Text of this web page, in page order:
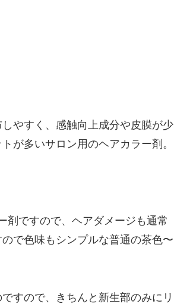
やすく、感触向上成分や皮膜が少
が多いサロン用のヘアカラー剤。
剤ですので、ヘアダメージも通常
で色味もシンプルな普通の茶色〜
すので、きちんと新生部のみにリ